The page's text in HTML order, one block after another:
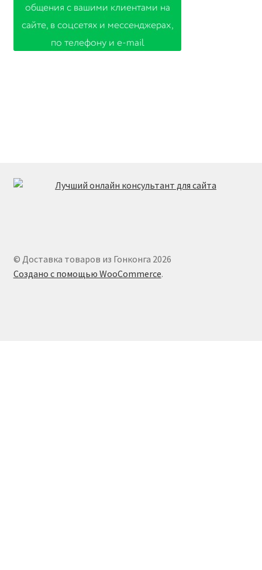
© Доставка товаров из Гонконга 2026
Создано с помощью WooCommerce.